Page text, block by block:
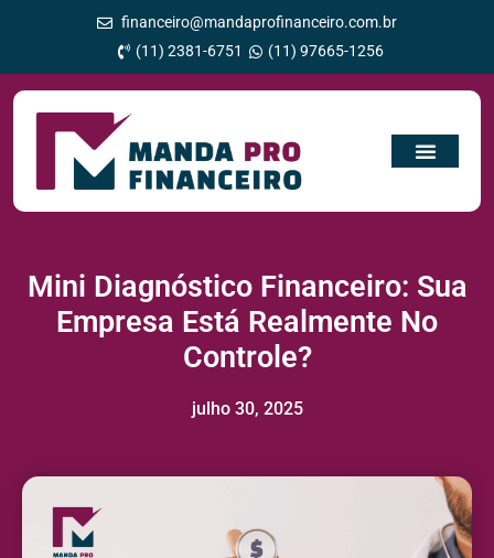
financeiro@mandaprofinanceiro.com.br
(11) 2381-6751
(11) 97665-1256
Mini Diagnóstico Financeiro: Sua
Empresa Está Realmente No
Controle?
julho 30, 2025